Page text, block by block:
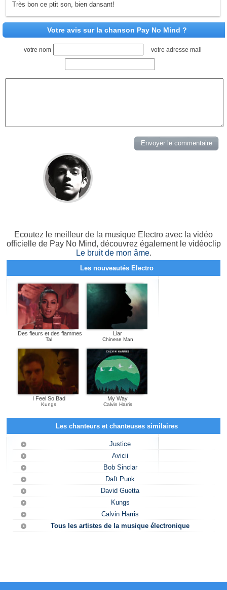
Très bon ce ptit son, bien dansant!
Votre avis sur la chanson Pay No Mind ?
votre nom votre adresse mail
Ecoutez le meilleur de la musique Electro avec la vidéo
officielle de Pay No Mind, découvrez également le vidéoclip
Le bruit de mon âme.
Les nouveautés Electro
Des fleurs et des flammes
Tal
Liar
Chinese Man
I Feel So Bad
Kungs
My Way
Calvin Harris
Les chanteurs et chanteuses similaires
Justice
Avicii
Bob Sinclar
Daft Punk
David Guetta
Kungs
Calvin Harris
Tous les artistes de la musique électronique